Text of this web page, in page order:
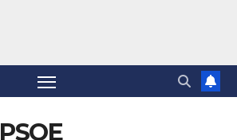
PSOE